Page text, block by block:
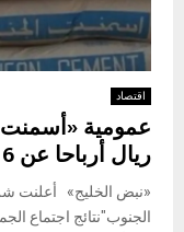
اقتصاد
ريال أرباحا عن 6 أشهر
«نبض الخليج» أعلنت
الجنوب"نتائج اجتماع